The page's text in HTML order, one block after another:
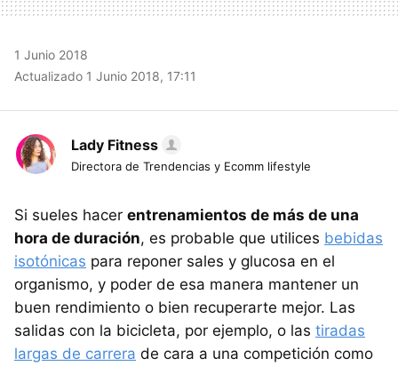
1 Junio 2018
Actualizado 1 Junio 2018, 17:11
Lady Fitness
Directora de Trendencias y Ecomm lifestyle
Si sueles hacer entrenamientos de más de una
hora de duración, es probable que utilices bebidas
isotónicas para reponer sales y glucosa en el
organismo, y poder de esa manera mantener un
buen rendimiento o bien recuperarte mejor. Las
salidas con la bicicleta, por ejemplo, o las tiradas
largas de carrera de cara a una competición como